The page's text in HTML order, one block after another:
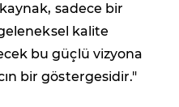
kaynak, sadece bir
kalite
bu güçlü vizyona
bir göstergesidir."